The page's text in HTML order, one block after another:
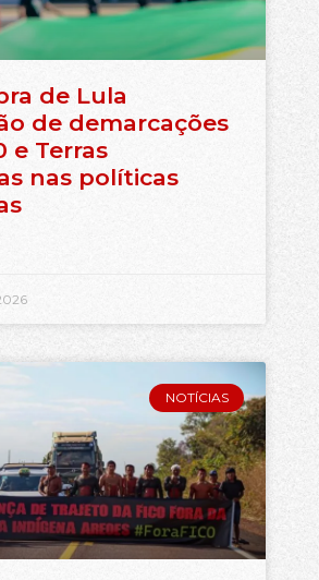
de Lula
de demarcações
e Terras
nas políticas
NOTÍCIAS